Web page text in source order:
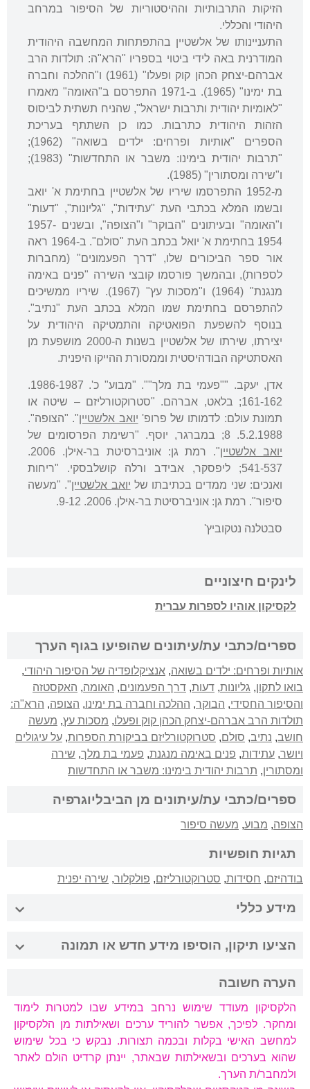
הזיקות התרבותיות וההיסטוריות של הסיפור במרחב
היהודי והכללי.
התעניינותו של אלשטיין בהתפתחות המחשבה היהודית
המודרנית באה לידי ביטוי בספריו "הרא"ה: תולדות הרב
אברהם-יצחק הכהן קוק ופעלו" (1961) ו"ההלכה וחברה
בת ימינו" (1965). ב-1971 התפרסם ב"האומה" מאמרו
"לאומיות יהודית ותרבות ישראל", שהניח תשתית לביסוס
הזהות היהודית כתרבות. כמו כן השתתף בעריכת
הספרים "אותיות ופרחים: ילדים בשואה" (1962);
"תרבות יהודית בימינו: משבר או התחדשות" (1983);
ו"שירה ומסתורין" (1985).
מ-1952 התפרסמו שיריו של אלשטיין בחתימת א' יואב
ובשמו המלא בכתבי העת "עתידות", "גליונות", "דעות"
ו"האומה" ובעיתונים "הבוקר" ו"הצופה", ובשנים 1957-
1954 בחתימת א' יואל בכתב העת "סולם". ב-1964 ראה
אור ספר הביכורים שלו, "דרך הפעמונים" (מחברות
לספרות), ובהמשך פורסמו קובצי השירה "פנים באימה
מנגנת" (1964) ו"מסכות עץ" (1967). שיריו ממשיכים
להתפרסם בחתימת שמו המלא בכתב העת "נתיב".
בנוסף להשפעת הפואטיקה והתמטיקה היהודית על
יצירתו, שירתו של אלשטיין בשנות ה-2000 מושפעת מן
האסתטיקה הבודהיסטית וממסורת ההייקו היפנית.
אדן, יעקב. ""פעמי בת מלך"". "מבוע" כ'. 1986-1987.
161-162; בלאט, אברהם. "סטרוקטורליזם – שיטה או
תמונת עולם: לדמותו של פרופ' יואב אלשטיין". "הצופה".
5.2.1988. 8; במברגר, יוסף. "רשימת הפרסומים של
יואב אלשטיין
". רמת גן: אוניברסיטת בר-אילן. 2006.
541-537; ליפסקר, אבידב ורלה קושלבסקי. "ריחות
ואנכים: שני ממדים בכתיבתו של יואב אלשטיין". "מעשה
סיפור". רמת גן: אוניברסיטת בר-אילן. 2006. 9-12.
סבטלנה נטקוביץ'
לינקים חיצוניים
לקסיקון אוהיו לספרות עברית
ספרים/כתבי עת/עיתונים שהופיעו בגוף הערך
אותיות ופרחים: ילדים בשואה, אנציקלופדיה של הסיפור היהודי,
בואו לתקון, גליונות, דעות, דרך הפעמונים, האומה, האקסטזה
והסיפור החסידי, הבוקר, ההלכה וחברה בת ימינו, הצופה, הרא"ה:
תולדות הרב אברהם-יצחק הכהן קוק ופעלו, מסכות עץ, מעשה
חושב, נתיב, סולם, סטרוקטורליזם בביקורת הספרות, על עיגולים
ויושר, עתידות, פנים באימה מנגנת, פעמי בת מלך, שירה
ומסתורין, תרבות יהודית בימינו: משבר או התחדשות
ספרים/כתבי עת/עיתונים מן הביבליוגרפיה
הצופה, מבוע, מעשה סיפור
תגיות חופשיות
בודהיזם, חסידות, סטרוקטורליזם, פולקלור, שירה יפנית
מידע כללי
הציעו תיקון, הוסיפו מידע חדש או תמונה
הערה חשובה
הלקסיקון מעודד שימוש נרחב במידע שבו למטרות לימוד
ומחקר. לפיכך, אפשר להוריד ערכים ושאילתות מן הלקסיקון
למחשב האישי בקלות ובכמה תצורות. נבקש כי בכל שימוש
שהוא בערכים ובשאילתות שבאתר, יינתן קרדיט הולם לאתר
ולמחבר/ת הערך.